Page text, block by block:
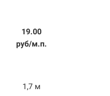
19.00
руб/м.п.
1,7 м